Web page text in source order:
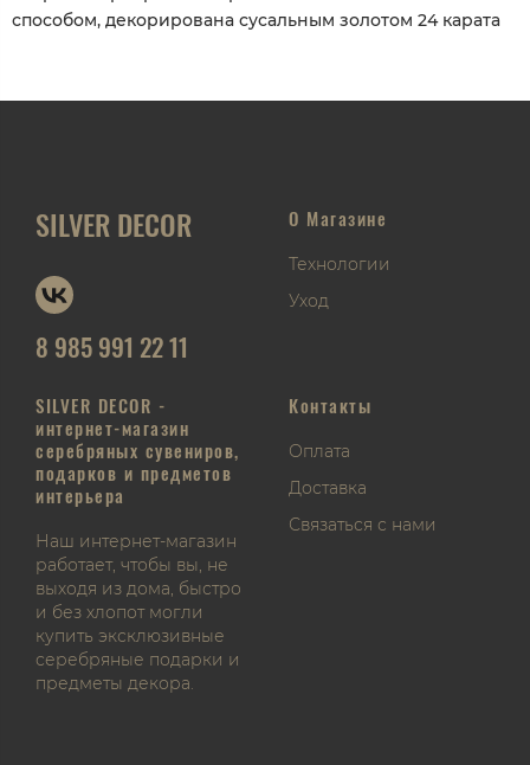
способом, декорирована сусальным золотом 24 карата
SILVER DECOR
8 985 991 22 11
О Магазине
Технологии
Уход
SILVER DECOR -
интернет-магазин
серебряных сувениров,
подарков и предметов
интерьера
Наш интернет-магазин
работает, чтобы вы, не
выходя из дома, быстро
и без хлопот могли
купить эксклюзивные
серебряные подарки и
предметы декора.
Контакты
Оплата
Доставка
Связаться с нами